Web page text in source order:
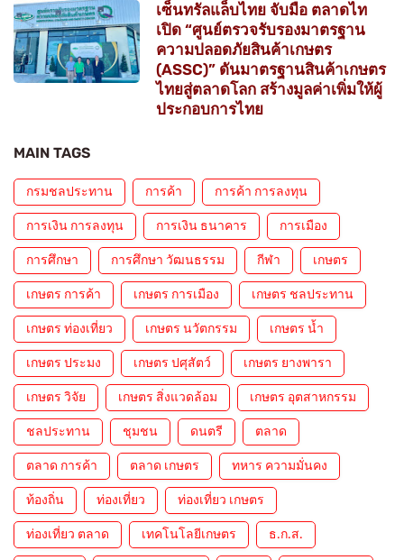
เซ็นทรัลแล็บไทย จับมือ ตลาดไท
เปิด “ศูนย์ตรวจรับรองมาตรฐาน
ความปลอดภัยสินค้าเกษตร
(ASSC)” ดันมาตรฐานสินค้าเกษตร
ไทยสู่ตลาดโลก สร้างมูลค่าเพิ่มให้ผู้
ประกอบการไทย
MAIN TAGS
กรมชลประทาน การค้า การค้า การลงทุน
การเงิน การลงทุน การเงิน ธนาคาร การเมือง
การศึกษา การศึกษา วัฒนธรรม กีฬา เกษตร
เกษตร การค้า เกษตร การเมือง เกษตร ชลประทาน
เกษตร ท่องเที่ยว เกษตร นวัตกรรม เกษตร น้ำ
เกษตร ประมง เกษตร ปศุสัตว์ เกษตร ยางพารา
เกษตร วิจัย เกษตร สิ่งแวดล้อม เกษตร อุตสาหกรรม
ชลประทาน ชุมชน ดนตรี ตลาด
ตลาด การค้า ตลาด เกษตร ทหาร ความมั่นคง
ท้องถิ่น ท่องเที่ยว ท่องเที่ยว เกษตร
ท่องเที่ยว ตลาด เทคโนโลยีเกษตร ธ.ก.ส.